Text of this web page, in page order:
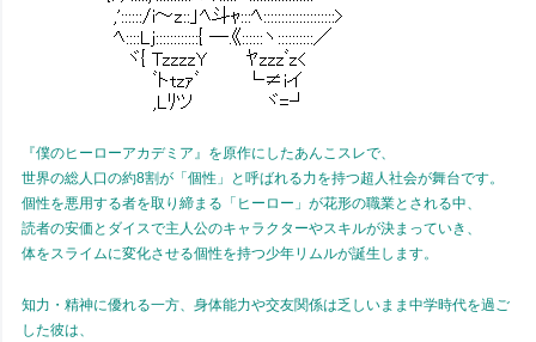
『僕のヒーローアカデミア』を原作にしたあんこスレで、
世界の総人口の約8割が「個性」と呼ばれる力を持つ超人社会が舞台です。
個性を悪用する者を取り締まる「ヒーロー」が花形の職業とされる中、
読者の安価とダイスで主人公のキャラクターやスキルが決まっていき、
体をスライムに変化させる個性を持つ少年リムルが誕生します。
知力・精神に優れる一方、身体能力や交友関係は乏しいまま中学時代を過ご
した彼は、